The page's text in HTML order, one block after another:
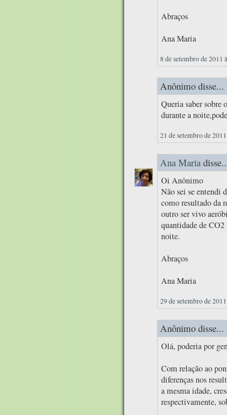
Abraços
Ana Maria
8 de setembro de 2011
Anônimo disse...
Queria saber sobre
durante a
21 de setembro de
Ana Maria
Oi Anônimo
Não sei se entendi
como resultado da
outro ser vivo
quantidade de CO2
noite.
Abraços
Ana Maria
29 de setembro de
Anônimo disse...
Olá, poderia por
Com relação ao
diferenças nos
a mesma idade,
respectivamente,